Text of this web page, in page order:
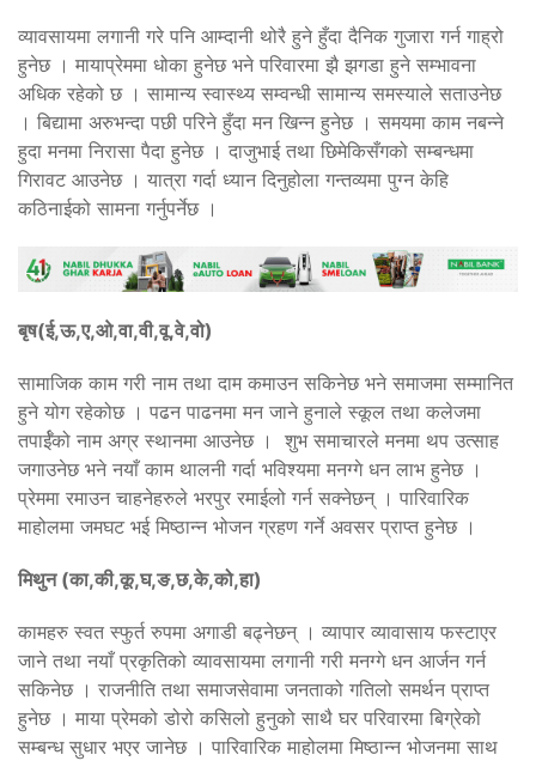
व्यावसायमा लगानी गरे पनि आम्दानी थोरै हुने हुँदा दैनिक गुजारा गर्न गाह्रो
हुनेछ । मायाप्रेममा धोका हुनेछ भने परिवारमा झै झगडा हुने सम्भावना
अधिक रहेको छ । सामान्य स्वास्थ्य सम्वन्धी सामान्य समस्याले सताउनेछ
। बिद्यामा अरुभन्दा पछी परिने हुँदा मन खिन्न हुनेछ । समयमा काम नबन्ने
हुदा मनमा निरासा पैदा हुनेछ । दाजुभाई तथा छिमेकिसँगको सम्बन्धमा
गिरावट आउनेछ । यात्रा गर्दा ध्यान दिनुहोला गन्तव्यमा पुग्न केहि
कठिनाईको सामना गर्नुपर्नेछ ।
बृष(ई,ऊ,ए,ओ,वा,वी,वू,वे,वो)
सामाजिक काम गरी नाम तथा दाम कमाउन सकिनेछ भने समाजमा सम्मानित
हुने योग रहेकोछ । पढन पाढनमा मन जाने हुनाले स्कूल तथा कलेजमा
तपार्ईँको नाम अग्र स्थानमा आउनेछ । शुभ समाचारले मनमा थप उत्साह
जगाउनेछ भने नयाँ काम थालनी गर्दा भविश्यमा मनग्गे धन लाभ हुनेछ ।
प्रेममा रमाउन चाहनेहरुले भरपुर रमाईलो गर्न सक्नेछन् । पारिवारिक
माहोलमा जमघट भई मिष्ठान्न भोजन ग्रहण गर्ने अवसर प्राप्त हुनेछ ।
मिथुन (का,की,कू,घ,ङ,छ,के,को,हा)
कामहरु स्वत स्फुर्त रुपमा अगाडी बढ्नेछन् । व्यापार व्यावासाय फस्टाएर
जाने तथा नयाँ प्रकृतिको व्यावसायमा लगानी गरी मनग्गे धन आर्जन गर्न
सकिनेछ । राजनीति तथा समाजसेवामा जनताको गतिलो समर्थन प्राप्त
हुनेछ । माया प्रेमको डोरो कसिलो हुनुको साथै घर परिवारमा बिग्रेको
सम्बन्ध सुधार भएर जानेछ । पारिवारिक माहोलमा मिष्ठान्न भोजनमा साथ